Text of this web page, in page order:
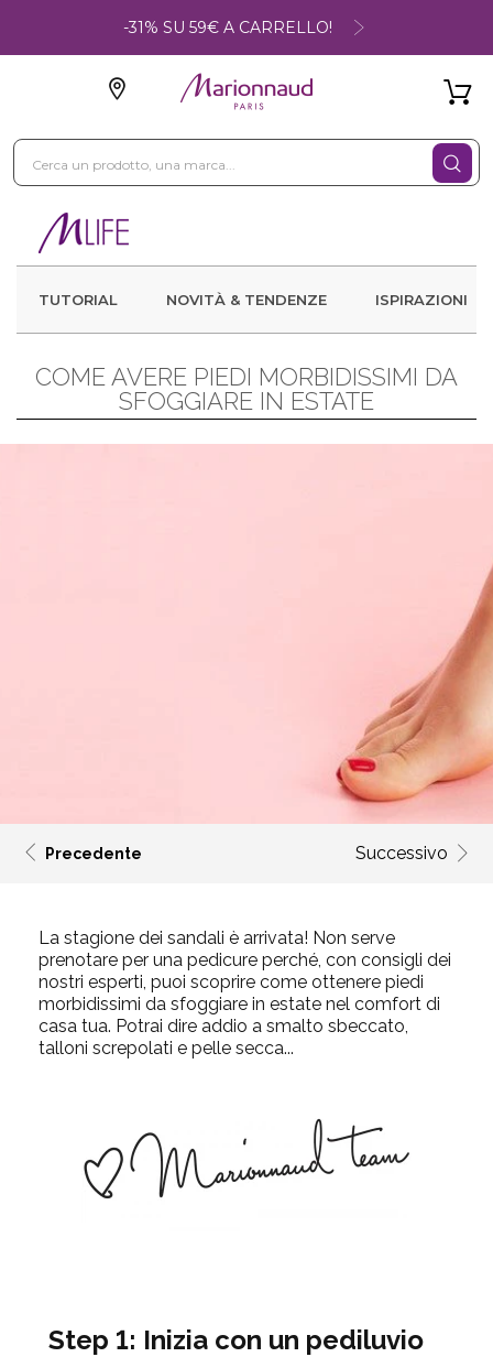
-31% SU 59€ A CARRELLO!
TUTORIAL NOVITÀ & TENDENZE ISPIRAZIONI
COME AVERE PIEDI MORBIDISSIMI DA
SFOGGIARE IN ESTATE
Precedente Successivo
La stagione dei sandali è arrivata! Non serve
prenotare per una pedicure perché, con consigli dei
nostri esperti, puoi scoprire come ottenere piedi
morbidissimi da sfoggiare in estate nel comfort di
casa tua. Potrai dire addio a smalto sbeccato,
talloni screpolati e pelle secca...
Step 1: Inizia con un pediluvio